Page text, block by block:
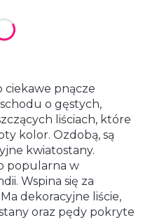
ciekawe pnącze
o gęstych,
liściach, które
kolor. Ozdobą, są
kwiatostany.
popularna w
Wspina się za
dekoracyjne liście,
oraz pędy pokryte